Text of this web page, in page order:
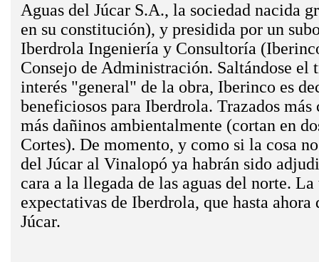
Aguas del Júcar S.A., la sociedad nacida
en su constitución), y presidida por un
Iberdrola Ingeniería y Consultoría
Consejo de Administración. Saltándose el
interés "general" de la obra, Iberinco ­es
beneficiosos para Iberdrola. Trazados
más dañinos ambientalmente (cortan en
Cortes). De momento, y como si la cosa
del Júcar al Vinalopó ya habrán sido
cara a la llegada de las aguas del norte.
expectativas de Iberdrola, que hasta
Júcar.